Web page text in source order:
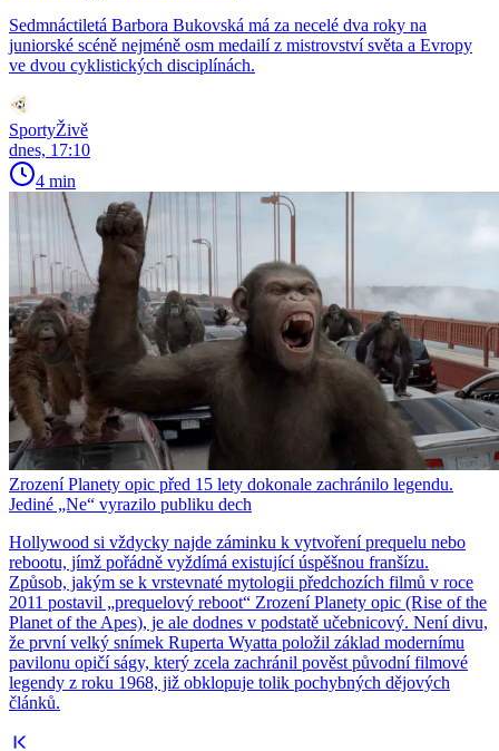
Sedmnáctiletá Barbora Bukovská má za necelé dva roky na
juniorské scéně nejméně osm medailí z mistrovství světa a Evropy
ve dvou cyklistických disciplínách.
SportyŽivě
dnes, 17:10
4 min
Zrození Planety opic před 15 lety dokonale zachránilo legendu.
Jediné „Ne“ vyrazilo publiku dech
Hollywood si vždycky najde záminku k vytvoření prequelu nebo
rebootu, jímž pořádně vyždímá existující úspěšnou franšízu.
Způsob, jakým se k vrstevnaté mytologii předchozích filmů v roce
2011 postavil „prequelový reboot“ Zrození Planety opic (Rise of the
Planet of the Apes), je ale dodnes v podstatě učebnicový. Není divu,
že první velký snímek Ruperta Wyatta položil základ modernímu
pavilonu opičí ságy, který zcela zachránil pověst původní filmové
legendy z roku 1968, již obklopuje tolik pochybných dějových
článků.